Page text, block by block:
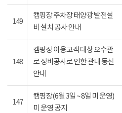
149
캠핑장 주차장 태양광 발전설
비 설치 공사 안내
148
캠핑장 이용고객 대상 오수관
로 정비공사로 인한 관내 동선
안내
147
캠핑장(6월 3일 ~ 8일 미 운영)
미 운영 공지